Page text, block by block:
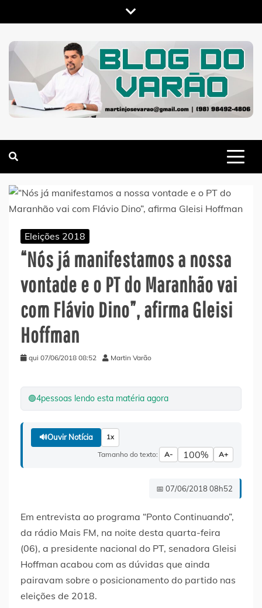
to
content
Eleições 2018
“Nós já manifestamos a nossa
vontade e o PT do Maranhão vai
com Flávio Dino”, afirma Gleisi
Hoffman
qui 07/06/2018 08:52 Martin Varão
🟢4pessoas lendo esta matéria agora
🔊Ouvir Notícia 1x
Tamanho do texto: A- 100% A+
📅 07/06/2018 08h52
Em entrevista ao programa “Ponto Continuando”,
da rádio Mais FM, na noite desta quarta-feira
(06), a presidente nacional do PT, senadora Gleisi
Hoffman acabou com as dúvidas que ainda
pairavam sobre o posicionamento do partido nas
eleições de 2018.